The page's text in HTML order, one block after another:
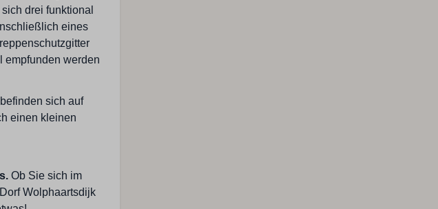
drei funktional
eines
empfunden werden
sich auf
einen kleinen
Ob Sie sich im
Wolphaartsdijk